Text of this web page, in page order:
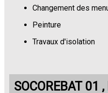
Changement des
Peinture
Travaux d'isolation
SOCOREBAT 01